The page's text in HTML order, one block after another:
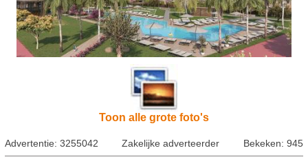
Toon alle grote foto's
Advertentie: 3255042 Zakelijke adverteerder Bekeken: 945